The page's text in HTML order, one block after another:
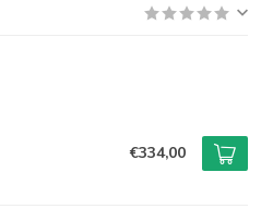
€334,00